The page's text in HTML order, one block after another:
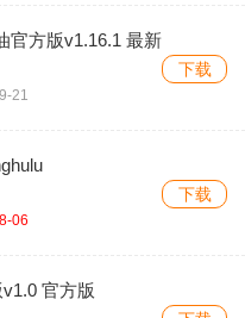
官方版v1.16.1 最新
21
下载
06
下载
官方版